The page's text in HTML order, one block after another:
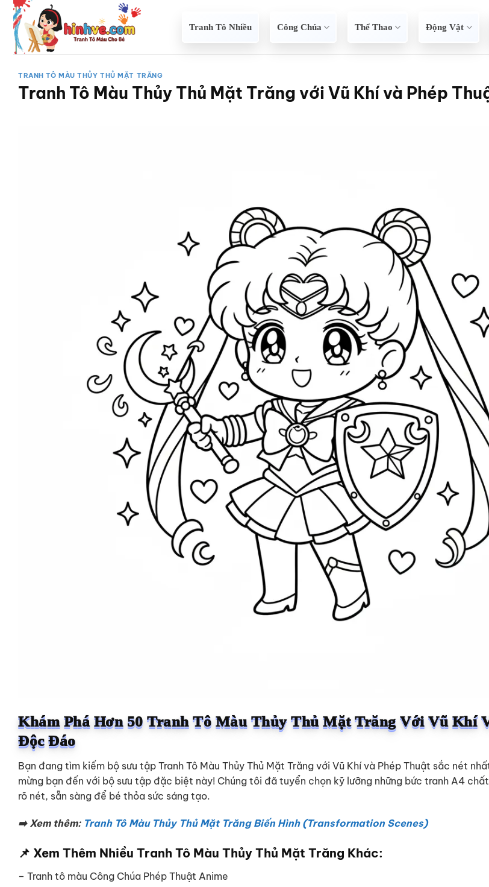
qua
dung
Tranh Tô Nhiều Công Chúa Thể Thao Động Vật
TRANH TÔ MÀU THỦY THỦ MẶT TRĂNG
Tranh Tô Màu Thủy Thủ Mặt Trăng với Vũ Khí và Phép
Khám Phá Hơn 50 Tranh Tô Màu Thủy Thủ Mặt Trăng Với Vũ Khí
Độc Đáo
Bạn đang tìm kiếm bộ sưu tập Tranh Tô Màu Thủy Thủ Mặt Trăng với Vũ Khí và Phép Thuật sắc nét
mừng bạn đến với bộ sưu tập đặc biệt này! Chúng tôi đã tuyển chọn kỹ lưỡng những bức tranh A4
rõ nét, sẵn sàng để bé thỏa sức sáng tạo.
➡️ Xem thêm: Tranh Tô Màu Thủy Thủ Mặt Trăng Biến Hình (Transformation Scenes)
📌 Xem Thêm Nhiều Tranh Tô Màu Thủy Thủ Mặt Trăng Khác:
– Tranh tô màu Công Chúa Phép Thuật Anime